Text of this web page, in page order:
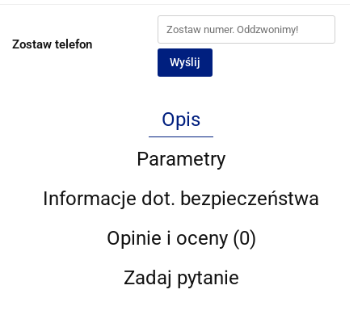
Zostaw telefon
Wyślij
Opis
Parametry
Informacje dot. bezpieczeństwa
Opinie i oceny (0)
Zadaj pytanie